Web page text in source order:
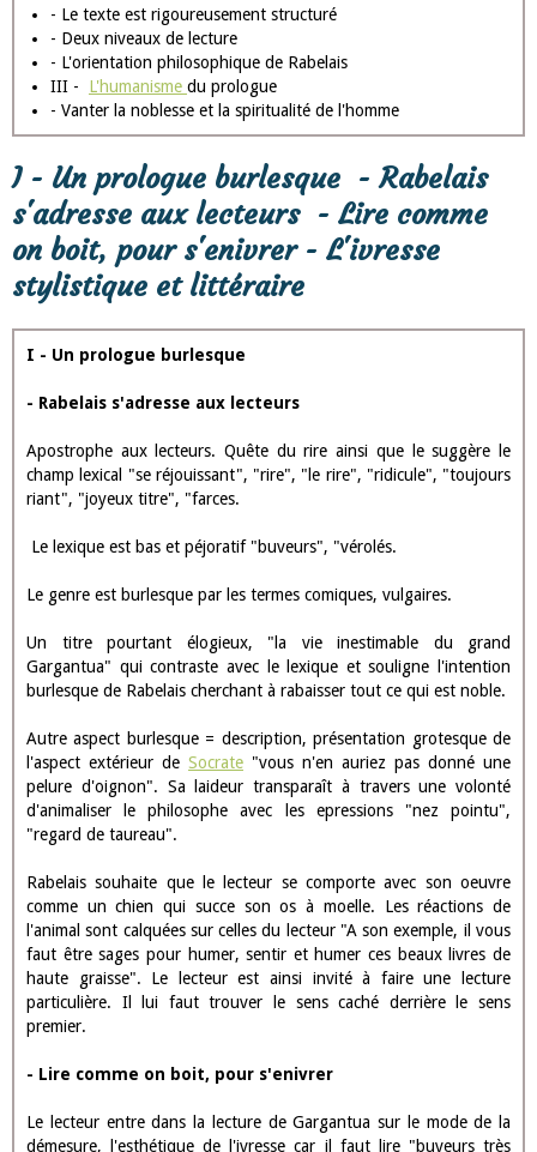
Problématique
Le prologue est-il comique?
Plan possible
I - Un prologue burlesque
- Rabelais s'adresse aux lecteurs
- Lire comme on boit, pour s'enivrer
- L'ivresse stylistique et littéraire
II - L'intention sérieuse de l'auteur
- L'orientation philosophique de Rabelais
- Vanter la noblesse et la spiritualité de l'homme
I - Un prologue burlesque - Rabelais
s'adresse aux lecteurs - Lire comme
on boit, pour s'enivrer - L'ivresse
stylistique et littéraire
I - Un prologue burlesque
- Rabelais s'adresse aux lecteurs
Apostrophe aux lecteurs. Quête du rire ainsi que le suggère le
champ lexical "se réjouissant", "rire", "le rire", "ridicule", "toujours
riant", "joyeux titre", "farces.
Le lexique est bas et péjoratif "buveurs", "vérolés.
Le genre est burlesque par les termes comiques, vulgaires.
Un titre pourtant élogieux, "la vie inestimable du grand
Gargantua" qui contraste avec le lexique et souligne l'intention
burlesque de Rabelais cherchant à rabaisser tout ce qui est noble.
Autre aspect burlesque = description, présentation grotesque de
pelure d'oignon". Sa laideur transparaît à travers une volonté
"regard de taureau".